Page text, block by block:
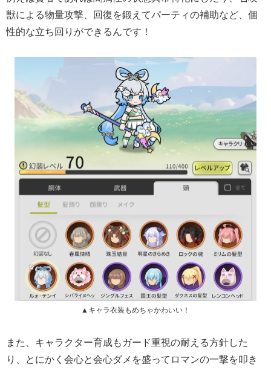
獣による物量攻撃、回復を鍛えてパーティの補助など、個
性的な立ち回りができるんです！
▲キャラ衣装もめちゃかわいい！
また、キャラクター育成もガード重視の耐える方針した
り、とにかく会心と会心ダメを盛ってロマンの一撃を叩き